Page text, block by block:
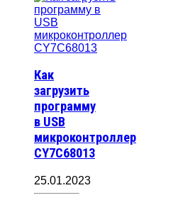
Как
загрузить
программу
в USB
микроконтроллер
CY7C68013
25.01.2023